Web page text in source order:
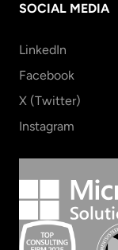
SOCIAL MEDIA
LinkedIn
Facebook
X (Twitter)
Instagram